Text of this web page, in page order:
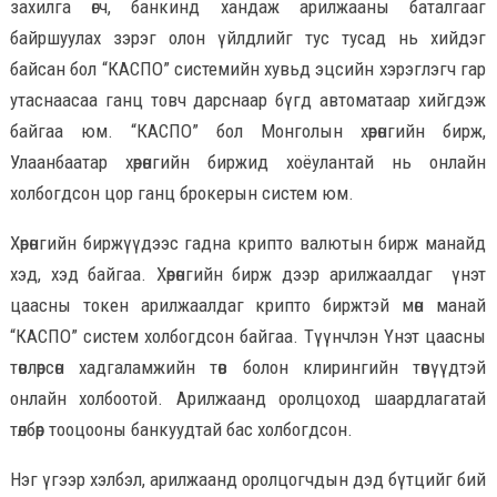
захилга өгч, банкинд хандаж арилжааны баталгааг
байршуулах зэрэг олон үйлдлийг тус тусад нь хийдэг
байсан бол “КАСПО” системийн хувьд эцсийн хэрэглэгч гар
утаснаасаа ганц товч дарснаар бүгд автоматаар хийгдэж
байгаа юм. “КАСПО” бол Монголын хөрөнгийн бирж,
Улаанбаатар хөрөнгийн биржид хоёулантай нь онлайн
холбогдсон цор ганц брокерын систем юм.
Хөрөнгийн биржүүдээс гадна крипто валютын бирж манайд
хэд, хэд байгаа. Хөрөнгийн бирж дээр арилжаалдаг үнэт
цаасны токен арилжаалдаг крипто биржтэй мөн манай
“КАСПО” систем холбогдсон байгаа. Түүнчлэн Үнэт цаасны
төвлөрсөн хадгаламжийн төв болон клирингийн төвүүдтэй
онлайн холбоотой. Арилжаанд оролцоход шаардлагатай
төлбөр тооцооны банкуудтай бас холбогдсон.
Нэг үгээр хэлбэл, арилжаанд оролцогчдын дэд бүтцийг бий